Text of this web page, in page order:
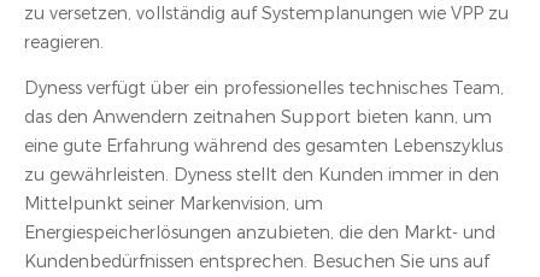
zu versetzen, vollständig auf Systemplanungen wie VPP zu
reagieren.
Dyness verfügt über ein professionelles technisches Team,
das den Anwendern zeitnahen Support bieten kann, um
eine gute Erfahrung während des gesamten Lebenszyklus
zu gewährleisten. Dyness stellt den Kunden immer in den
Mittelpunkt seiner Markenvision, um
Energiespeicherlösungen anzubieten, die den Markt- und
Kundenbedürfnissen entsprechen. Besuchen Sie uns auf